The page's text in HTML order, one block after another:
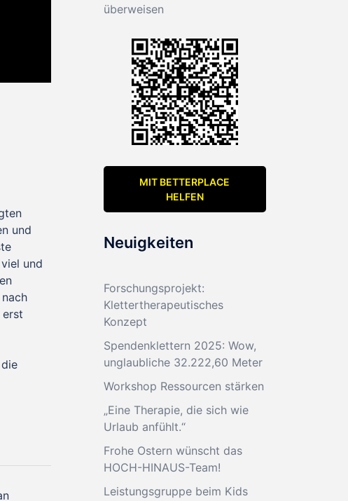
und
und
erst
überweisen
MIT BETTERPLACE
HELFEN
Neuigkeiten
Forschungsprojekt:
Klettertherapeutisches
Konzept
Spendenklettern 2025: Wow,
unglaubliche 32.222,60 Meter
Workshop Ressourcen stärken
„Eine Therapie, die sich wie
Urlaub anfühlt.“
Frohe Ostern wünscht das
HOCH-HINAUS-Team!
Leistungsgruppe beim Kids